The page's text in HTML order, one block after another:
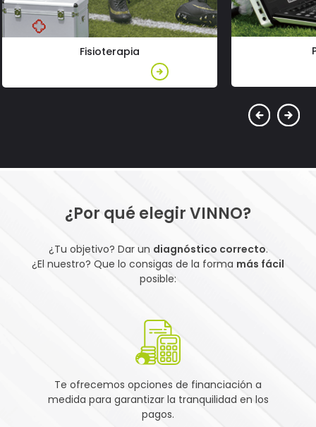
Fisioterapia
¿Por qué elegir VINNO?
¿Tu objetivo? Dar un diagnóstico correcto.
¿El nuestro? Que lo consigas de la forma más fácil
posible:
Te ofrecemos opciones de financiación a
medida para garantizar la tranquilidad en los
pagos.